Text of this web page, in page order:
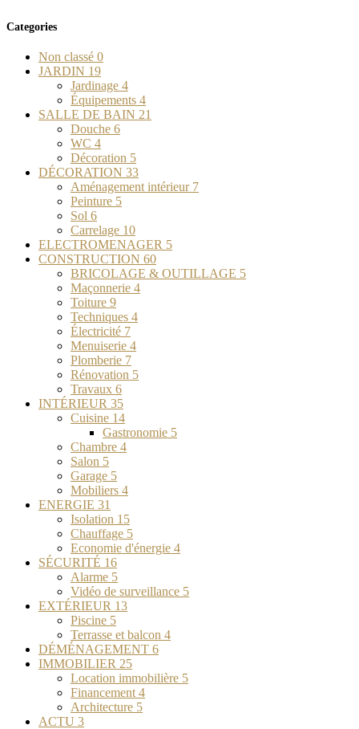
Categories
Non classé 0
JARDIN 19
Jardinage 4
Équipements 4
SALLE DE BAIN 21
Douche 6
WC 4
Décoration 5
DÉCORATION 33
Aménagement intérieur 7
Peinture 5
Sol 6
Carrelage 10
ELECTROMENAGER 5
CONSTRUCTION 60
BRICOLAGE & OUTILLAGE 5
Maçonnerie 4
Toiture 9
Techniques 4
Électricité 7
Menuiserie 4
Plomberie 7
Rénovation 5
Travaux 6
INTÉRIEUR 35
Cuisine 14
Gastronomie 5
Chambre 4
Salon 5
Garage 5
Mobiliers 4
ENERGIE 31
Isolation 15
Chauffage 5
Economie d'énergie 4
SÉCURITÉ 16
Alarme 5
Vidéo de surveillance 5
EXTÉRIEUR 13
Piscine 5
Terrasse et balcon 4
DÉMÉNAGEMENT 6
IMMOBILIER 25
Location immobilière 5
Financement 4
Architecture 5
ACTU 3